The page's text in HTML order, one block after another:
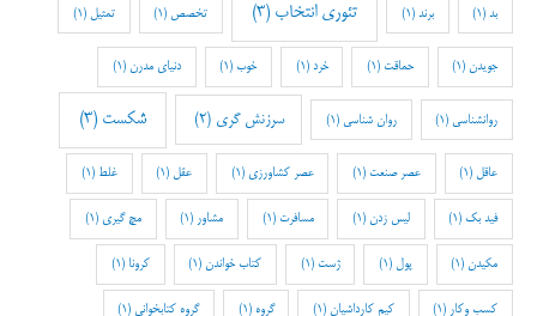
بد(1) برند (1) تئوری انتخاب (3) تخصص (1) تمثیل (1)
جویدن (1) حماقت (1) خرد (1) خوب(1) دنیای مدرن (1)
روانشناسی (1) روان شناسی (1) سرزنش گری (2) شکست (3)
عاقل (1) عصر صنعت (1) عصر کشاورزی (1) عقل (1) غلط (1)
فید بک(1) لیس زدن (1) مسافرت (1) مشاور (1) مچ گیری (1)
مکیدن (1) پول (1) ژست (1) کتاب خواندن (1) کرونا (1)
کسب وکار (1) کیم کارداشیان (1) گروه (1) گروه کتابخوانی (1)